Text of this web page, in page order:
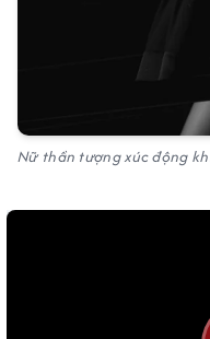
Nữ thần tượng xúc động